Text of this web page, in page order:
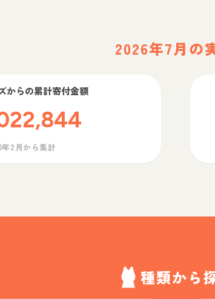
2026年7月の
からの累計寄付金額
2月から集計
種類から